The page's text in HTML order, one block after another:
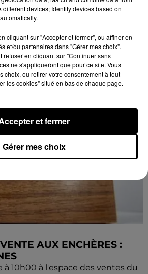
à 20h30 à la salle André Malraux
chorégraphié. Spectacle-
Armata.
AUX ENCHÈRES :
à 10h00 à l'espace des ventes du
different devices; Identify devices based on
cliquant sur "Accepter et fermer", ou affiner en
et/ou partenaires dans "Gérer mes choix".
refuser en cliquant sur "Continuer sans
ne s'appliqueront que pour ce site. Vous
choix, ou retirer votre consentement à tout
les cookies" situé en bas de chaque page.
Gérer mes choix
et fermer